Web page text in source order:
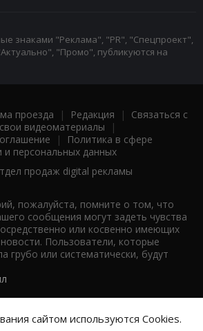
знаками "Реклама", "PR", "Спецпроект",
"Промо", публикуются на
проезда | Редакция | Связаться с
видеоматериалы |
|
Политика в сфере
и персональных данных
продаж digital рекламы
пожалуйста, помните о том, что
сообщения могут задеть чувства
или косвенно имеющих
Пользователи, которые
грубо или систематически, будут
сайтом используются Cookies.